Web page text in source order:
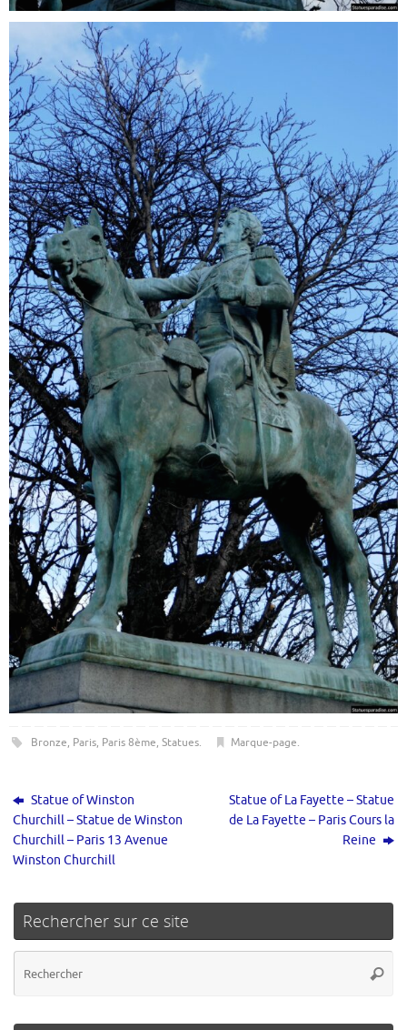
Bronze, Paris, Paris 8ème, Statues. Marque-page.
Statue of Winston
Churchill – Statue de Winston
Churchill – Paris 13 Avenue
Winston Churchill
Statue of La Fayette – Statue
de La Fayette – Paris Cours la
Reine
Rechercher sur ce site